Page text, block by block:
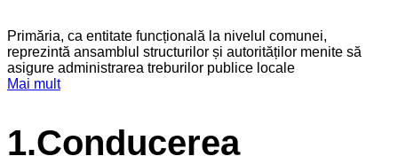
Primăria, ca entitate funcțională la nivelul comunei,
reprezintă ansamblul structurilor și autorităților menite să
asigure administrarea treburilor publice locale
Mai mult
1.Conducerea